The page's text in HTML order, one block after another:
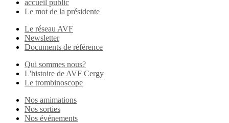
accueil public
Le mot de la présidente
Le réseau AVF
Newsletter
Documents de référence
Qui sommes nous?
L'histoire de AVF Cergy
Le trombinoscope
Nos amimations
Nos sorties
Nos événements